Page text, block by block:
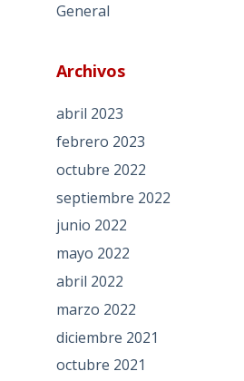
General
Archivos
abril 2023
febrero 2023
octubre 2022
septiembre 2022
junio 2022
mayo 2022
abril 2022
marzo 2022
diciembre 2021
octubre 2021